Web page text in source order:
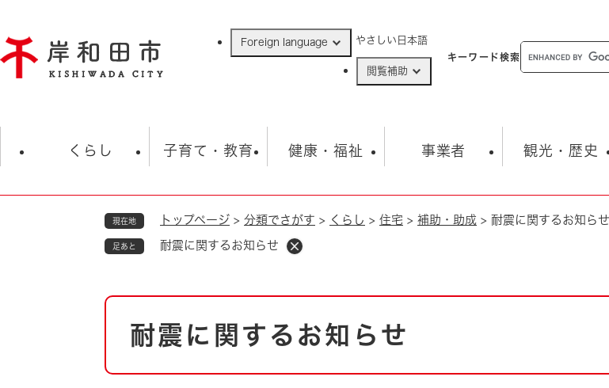
ジ
の
Foreign language やさしい日本語
閲覧補助
キーワード検索
くらし
住民票・戸籍
ごみ・衛生・動物 救急・消防
防災・防犯 上水道・下水道
自然・環境・公園
子育て・教育
学校 子育て
健康・福祉
福祉・健康・生活 生涯学習・スポーツ
事業者
入札・契約情報
環境
観光・歴史
観光 観光スポット
市の概要 総合計画
市政 職員採用
市役所・施設の案内
オープンデータ
現在地 トップページ > 分類でさがす > くらし > 住宅 > 補助・助成 > 耐震に関するお知らせ
足あと 耐震に関するお知らせ
本
耐震に関するお知らせ